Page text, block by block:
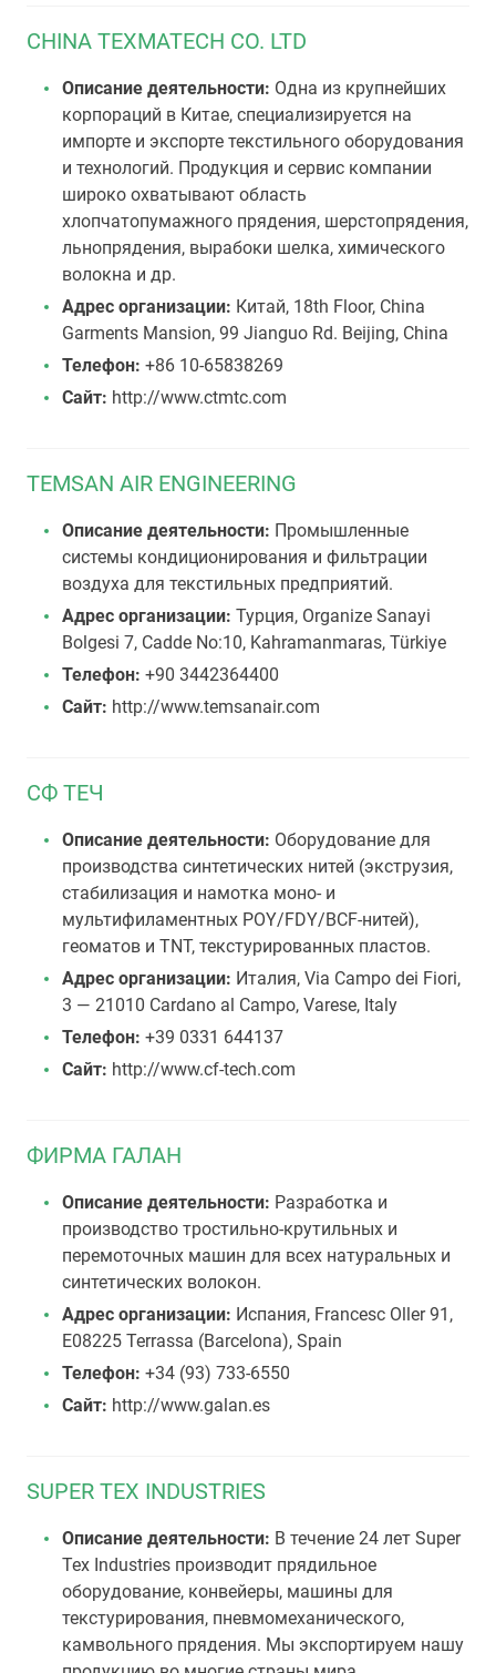
CHINA TEXMATECH CO. LTD
Описание деятельности: Одна из крупнейших
корпораций в Китае, специализируется на
импорте и экспорте текстильного оборудования
и технологий. Продукция и сервис компании
широко охватывают область
хлопчатопумажного прядения, шерстопрядения,
льнопрядения, вырабоки шелка, химического
волокна и др.
Адрес организации: Китай, 18th Floor, China
Garments Mansion, 99 Jianguo Rd. Beijing, China
Телефон: +86 10-65838269
Сайт: http://www.ctmtc.com
TEMSAN AIR ENGINEERING
Описание деятельности: Промышленные
системы кондиционирования и фильтрации
воздуха для текстильных предприятий.
Адрес организации: Турция, Organize Sanayi
Bolgesi 7, Cadde No:10, Kahramanmaras, Türkiye
Телефон: +90 3442364400
Сайт: http://www.temsanair.com
СФ ТЕЧ
Описание деятельности: Оборудование для
производства синтетических нитей (экструзия,
стабилизация и намотка моно- и
мультифиламентных POY/FDY/BCF-нитей),
геоматов и TNT, текстурированных пластов.
Адрес организации: Италия, Via Campo dei Fiori,
3 — 21010 Cardano al Campo, Varese, Italy
Телефон: +39 0331 644137
Сайт: http://www.cf-tech.com
ФИРМА ГАЛАН
Описание деятельности: Разработка и
производство тростильно-крутильных и
перемоточных машин для всех натуральных и
синтетических волокон.
Адрес организации: Испания, Francesc Oller 91,
E08225 Terrassa (Barcelona), Spain
Телефон: +34 (93) 733-6550
Сайт: http://www.galan.es
SUPER TEX INDUSTRIES
Описание деятельности: В течение 24 лет Super
Tex Industries производит прядильное
оборудование, конвейеры, машины для
текстурирования, пневмомеханического,
камвольного прядения. Мы экспортируем нашу